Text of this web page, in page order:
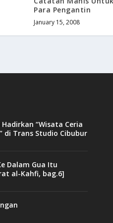
Para Pengantin
January 15, 2008
“Wisata Ceria
di Trans Studio Cibubur
Dalam Gua Itu
al-Kahfi, bag.6]